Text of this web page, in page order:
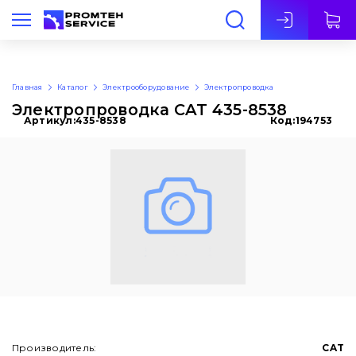
Рус
Главная Каталог Электрооборудование Электропроводка
Электропроводка CAT 435-8538
Артикул:435-8538 Код:194753
Производитель: CAT